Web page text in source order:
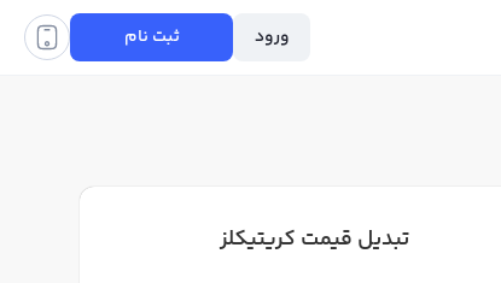
ورود ثبت نام
تبدیل قیمت کریتیکلز